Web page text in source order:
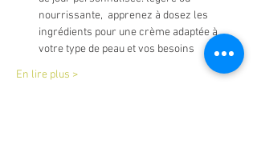
nourrissante,  apprenez à dosez les
ingrédients pour une crème adaptée à
votre type de peau et vos besoins
En lire plus >